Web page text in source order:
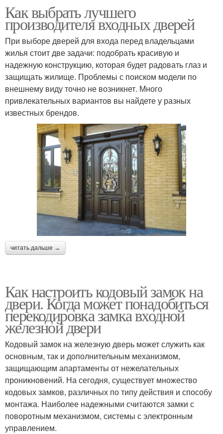
Как выбрать лучшего
производителя входных дверей
При выборе дверей для входа перед владельцами
жилья стоит две задачи: подобрать красивую и
надежную конструкцию, которая будет радовать глаз и
защищать жилище. Проблемы с поиском модели по
внешнему виду точно не возникнет. Много
привлекательных вариантов вы найдете у разных
известных брендов.
читать дальше →
Как настроить кодовый замок на
двери. Когда может понадобиться
перекодировка замка входной
железной двери
Кодовый замок на железную дверь может служить как
основным, так и дополнительным механизмом,
защищающим апартаменты от нежелательных
проникновений. На сегодня, существует множество
кодовых замков, различных по типу действия и способу
монтажа. Наиболее надежными считаются замки с
поворотным механизмом, системы с электронным
управлением.